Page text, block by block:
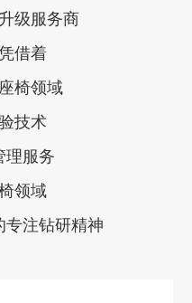
级服务商
借着
椅领域
技术
理服务
领域
注钻研精神